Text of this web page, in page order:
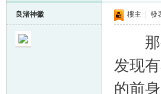
良渚神徽 樓主 發
那么
发现
的前